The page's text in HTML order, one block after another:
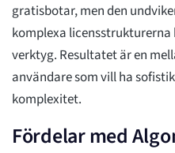
gratisbotar, men den
komplexa
verktyg. Resultatet är en
användare som vill ha
komplexitet.
Fördelar med